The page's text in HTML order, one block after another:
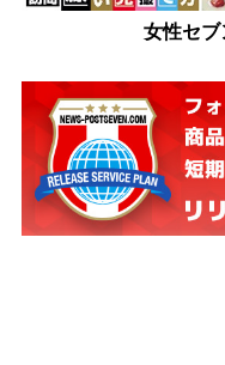
女性セブ